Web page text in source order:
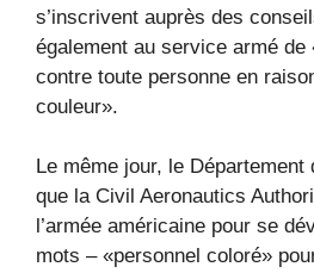
s’inscrivent auprès des
également au service armé
contre toute personne en
couleur».
Le même jour, le Département
que la Civil Aeronautics
l’armée américaine pour se
mots – «personnel coloré»